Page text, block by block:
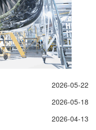
2026-05-22
2026-05-18
2026-04-13